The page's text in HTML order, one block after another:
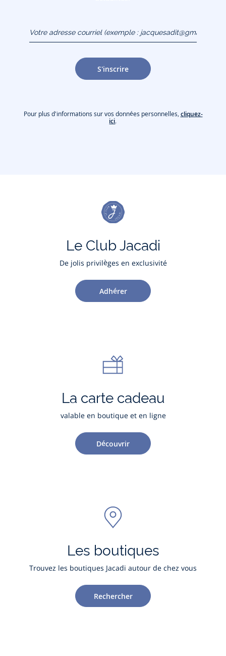
(exemple :
jacquesadit@gmail.com)
S'inscrire
Pour plus d'informations sur vos données personnelles, cliquez-
ici.
Le Club Jacadi
De jolis privilèges en exclusivité
Adhérer
La carte cadeau
valable en boutique et en ligne
Découvrir
Les boutiques
Trouvez les boutiques Jacadi autour de chez vous
Rechercher